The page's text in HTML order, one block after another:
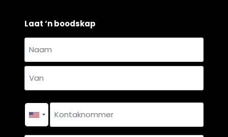
Laat ‘n boodskap
Naam
Kontaknommer